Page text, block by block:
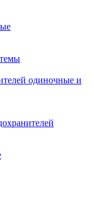
одиночные и